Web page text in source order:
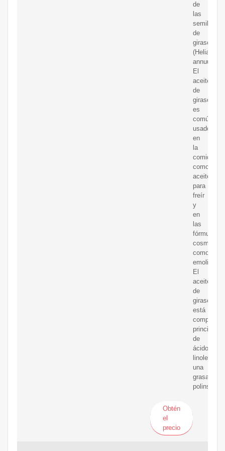
de
las
semillas
de
girasol
(Helianthus
annuus).
El
aceite
de
girasol
es
usado
en
la
comida
como
aceite
para
freír
y
en
las
fórmulas
como
emoliente.
El
aceite
de
girasol
está
compuesto
de
ácido
linoleico,
una
grasa
Obtén
el
precio